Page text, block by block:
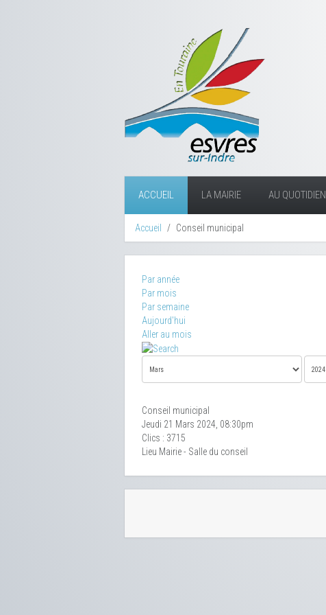
ACCUEIL LA MAIRIE AU QUOTIDIEN
Accueil Conseil municipal
Par année
Par mois
Par semaine
Aujourd'hui
Aller au mois
Conseil municipal
Jeudi 21 Mars 2024, 08:30pm
Clics : 3715
Lieu Mairie - Salle du conseil